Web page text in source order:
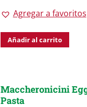
Agregar a favoritos
Añadir al carrito
Maccheronicini
Pasta